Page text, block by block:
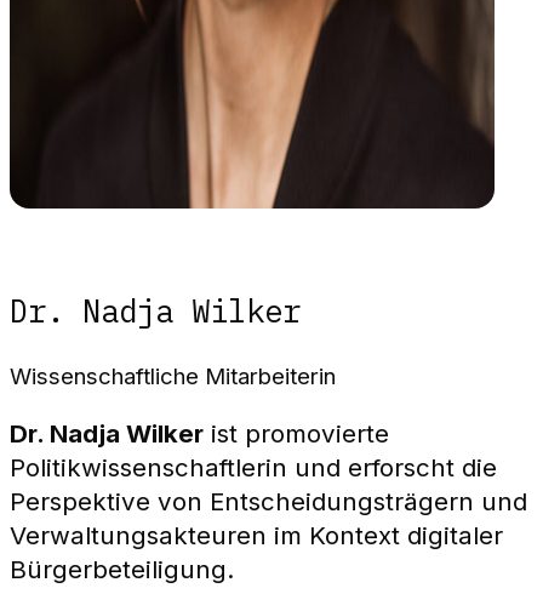
Dr. Nadja Wilker
Wissenschaftliche Mitarbeiterin
Dr. Nadja Wilker ist promovierte
Politikwissenschaftlerin und erforscht die
Perspektive von Entscheidungsträgern und
Verwaltungsakteuren im Kontext digitaler
Bürgerbeteiligung.